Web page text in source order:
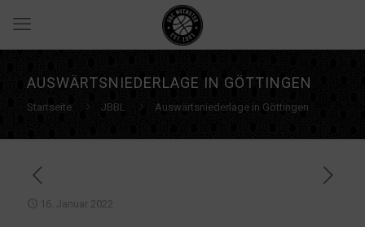
AUSWÄRTSNIEDERLAGE IN GÖTTINGEN
Startseite JBBL Auswärtsniederlage in Göttingen
16. Januar 2022